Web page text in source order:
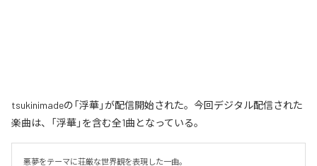
tsukinimadeの「浮華」が配信開始された。今回デジタル配信された
楽曲は、「浮華」を含む全1曲となっている。
悪夢をテーマに荘厳な世界観を表現した一曲。